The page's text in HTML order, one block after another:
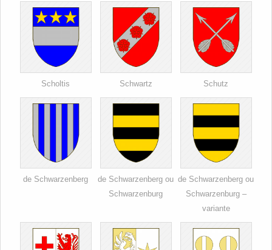
Scholtis Schwartz Schutz
de Schwarzenberg
de Schwarzenberg ou
Schwarzenburg
de Schwarzenberg ou
Schwarzenburg –
variante